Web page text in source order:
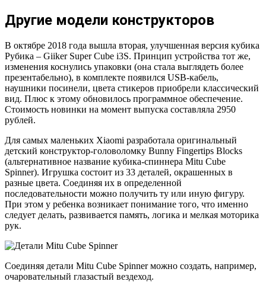
Другие модели конструкторов
В октябре 2018 года вышла вторая, улучшенная версия кубика
Рубика – Giiker Super Cube i3S. Принцип устройства тот же,
изменения коснулись упаковки (она стала выглядеть более
презентабельно), в комплекте появился USB-кабель,
наушники посинели, цвета стикеров приобрели классический
вид. Плюс к этому обновилось программное обеспечение.
Стоимость новинки на момент выпуска составляла 2950
рублей.
Для самых маленьких Xiaomi разработала оригинальный
детский конструктор-головоломку Bunny Fingertips Blocks
(альтернативное название кубика-спиннера Mitu Cube
Spinner). Игрушка состоит из 33 деталей, окрашенных в
разные цвета. Соединяя их в определенной
последовательности можно получить ту или иную фигуру.
При этом у ребенка возникает понимание того, что именно
следует делать, развивается память, логика и мелкая моторика
рук.
Соединяя детали Mitu Cube Spinner можно создать, например,
очаровательный глазастый вездеход.